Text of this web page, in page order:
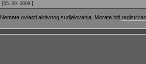
[05. 09. 2009. ]
Nemate ovlasti aktivnog sudjelovanja. Morate biti